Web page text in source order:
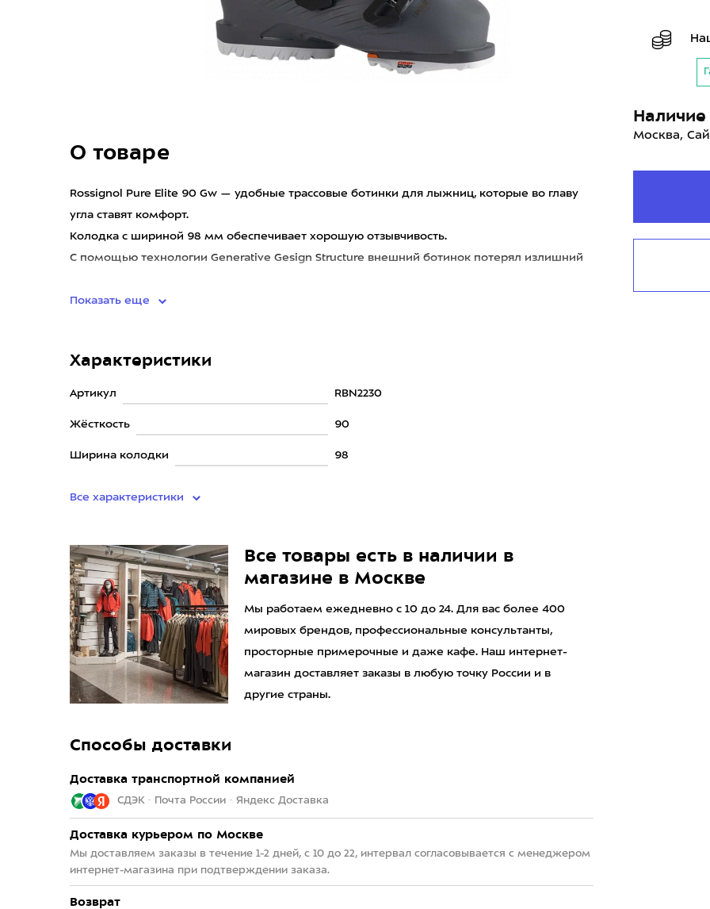
О товаре
Rossignol Pure Elite 90 Gw — удобные трассовые ботинки для лыжниц, которые во главу
угла ставят комфорт.
Колодка с шириной 98 мм обеспечивает хорошую отзывчивость.
С помощью технологии Generative Gesign Structure внешний ботинок потерял излишний
Показать еще
Характеристики
Артикул RBN2230
Жёсткость 90
Ширина колодки 98
Все характеристики
Все товары есть в наличии в
магазине в Москве
Мы работаем ежедневно с 10 до 24. Для вас более 400
мировых брендов, профессиональные консультанты,
просторные примерочные и даже кафе. Наш интернет-
магазин доставляет заказы в любую точку России и в
другие страны.
Способы доставки
Доставка транспортной компанией
СДЭК · Почта России · Яндекс Доставка
Доставка курьером по Москве
Мы доставляем заказы в течение 1-2 дней, с 10 до 22, интервал согласовывается с менеджером
интернет-магазина при подтверждении заказа.
Возврат
Наличие
Москва,